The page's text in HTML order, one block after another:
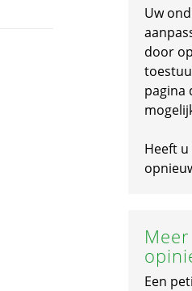
Uw
door
pagina
Heeft
Een